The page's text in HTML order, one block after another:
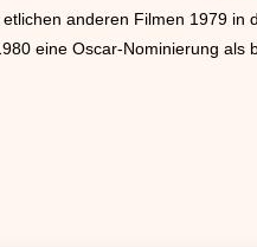
anderen Filmen 1979 in
eine Oscar-Nominierung